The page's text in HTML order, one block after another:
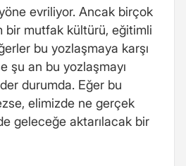
evriliyor. Ancak birçok
bir mutfak kültürü, eğitimli
bu yozlaşmaya karşı
şu an bu yozlaşmayı
durumda. Eğer bu
elimizde ne gerçek
geleceğe aktarılacak bir